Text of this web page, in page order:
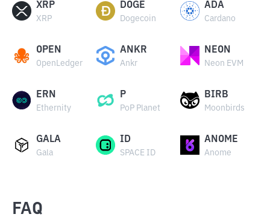
XRP
XRP
DOGE
Dogecoin
ADA
Cardano
OPEN
OpenLedger
ANKR
Ankr
NEON
Neon EVM
ERN
Ethernity
P
PoP Planet
BIRB
Moonbirds
GALA
Gala
ID
SPACE ID
ANOME
Anome
FAQ